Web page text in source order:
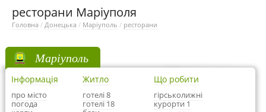
ресторани Маріуполя
Головна / Донецька / Маріуполь / ресторани
Маріуполь
Інформація
про місто
погода
Житло
готелі 8
готелі 18
Що робити
гірськолижні
курорти 1